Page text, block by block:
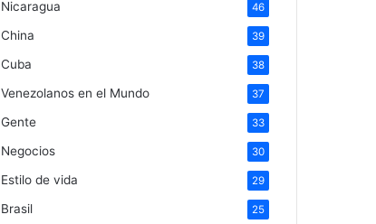
Nicaragua 46
China 39
Cuba 38
Venezolanos en el Mundo 37
Gente 33
Negocios 30
Estilo de vida 29
Brasil 25